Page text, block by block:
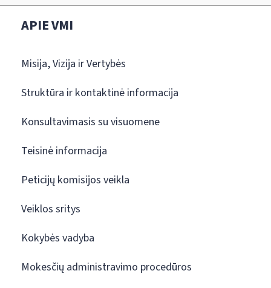
APIE VMI
Misija, Vizija ir Vertybės
Struktūra ir kontaktinė informacija
Konsultavimasis su visuomene
Teisinė informacija
Peticijų komisijos veikla
Veiklos sritys
Kokybės vadyba
Mokesčių administravimo procedūros